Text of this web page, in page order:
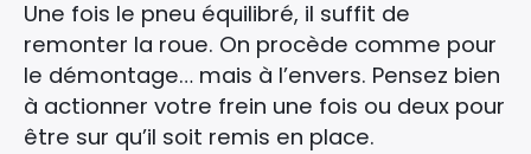
Une fois le pneu équilibré, il suffit de
remonter la roue. On procède comme pour
le démontage… mais à l’envers. Pensez bien
à actionner votre frein une fois ou deux pour
être sur qu’il soit remis en place.